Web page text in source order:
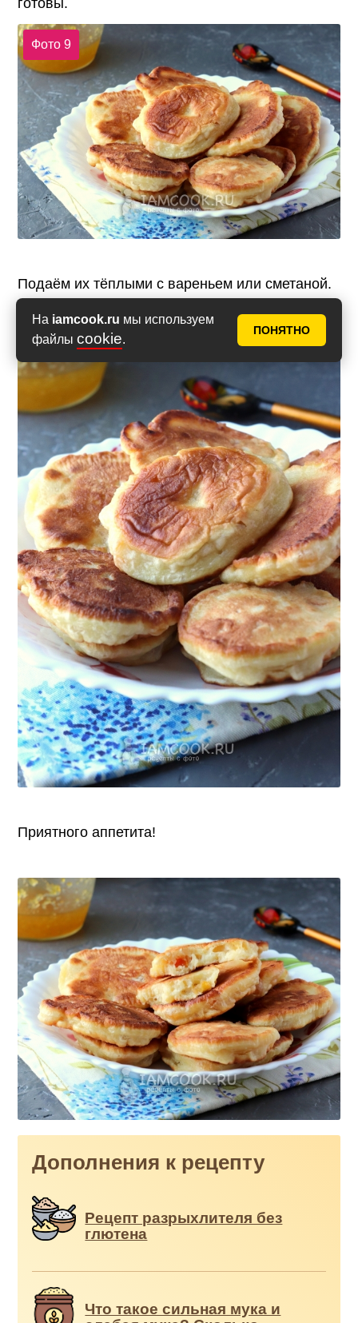
На iamcook.ru мы используем
файлы cookie.
ПОНЯТНО
готовы.
Фото 9
Подаём их тёплыми с вареньем или сметаной.
Фото 10
Приятного аппетита!
Дополнения к рецепту
Рецепт разрыхлителя без
глютена
Что такое сильная мука и